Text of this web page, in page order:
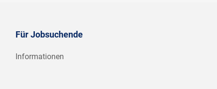
Für Jobsuchende
Informationen